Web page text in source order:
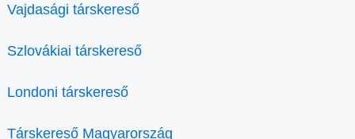
Vajdasági társkereső
Szlovákiai társkereső
Londoni társkereső
Társkereső Magyarország